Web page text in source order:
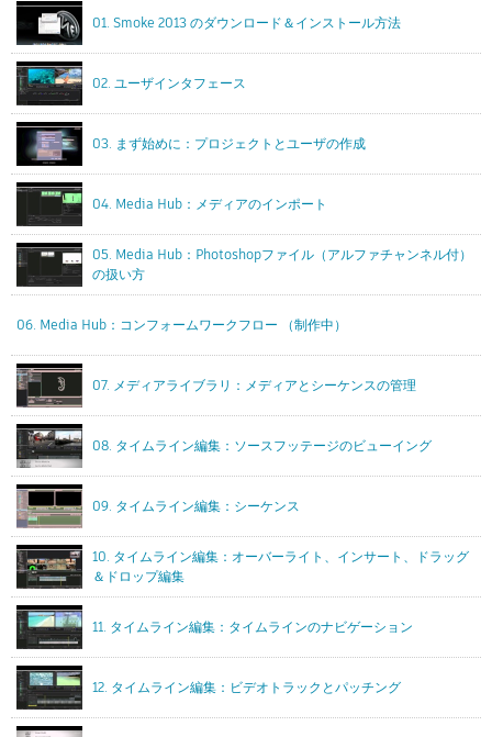
01. Smoke 2013 のダウンロード＆インストール方法
02. ユーザインタフェース
03. まず始めに：プロジェクトとユーザの作成
04. Media Hub：メディアのインポート
05. Media Hub：Photoshopファイル（アルファチャンネル付）
の扱い方
06. Media Hub：コンフォームワークフロー （制作中）
07. メディアライブラリ：メディアとシーケンスの管理
08. タイムライン編集：ソースフッテージのビューイング
09. タイムライン編集：シーケンス
10. タイムライン編集：オーバーライト、インサート、ドラッグ
＆ドロップ編集
11. タイムライン編集：タイムラインのナビゲーション
12. タイムライン編集：ビデオトラックとパッチング